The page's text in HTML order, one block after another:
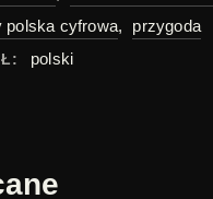
polska cyfrowa, przygoda
polski